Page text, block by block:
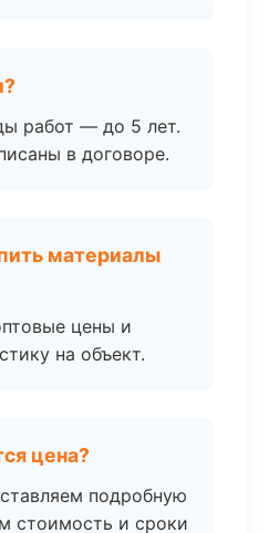
работ — до 5 лет.
в договоре.
материалы
цены и
на объект.
цена?
подробную
стоимость и сроки